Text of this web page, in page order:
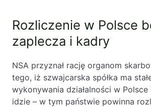
Rozliczenie w Polsce
zaplecza i kadry
NSA przyznał rację organom
tego, iż szwajcarska spółka ma
wykonywania działalności w
idzie – w tym państwie powinna